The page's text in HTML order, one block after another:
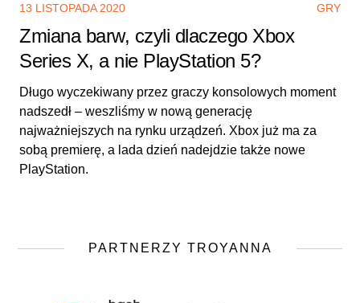
13 LISTOPADA 2020 GRY
Zmiana barw, czyli dlaczego Xbox
Series X, a nie PlayStation 5?
Długo wyczekiwany przez graczy konsolowych moment
nadszedł – weszliśmy w nową generację
najważniejszych na rynku urządzeń. Xbox już ma za
sobą premierę, a lada dzień nadejdzie także nowe
PlayStation.
PARTNERZY TROYANNA